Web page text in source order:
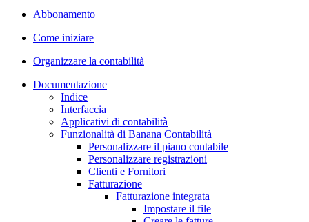
Abbonamento
Come iniziare
Organizzare la contabilità
Documentazione
Indice
Interfaccia
Applicativi di contabilità
Funzionalità di Banana Contabilità
Personalizzare il piano contabile
Personalizzare registrazioni
Clienti e Fornitori
Fatturazione
Fatturazione integrata
Impostare il file